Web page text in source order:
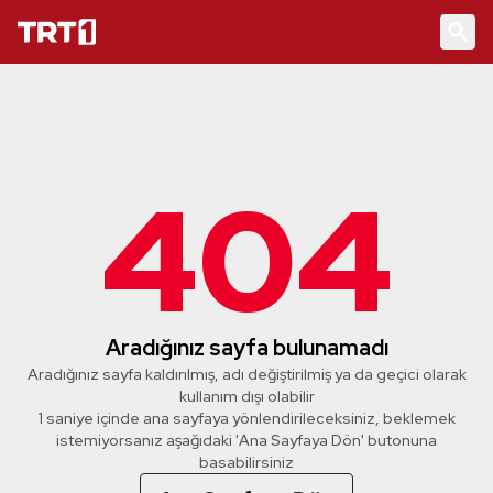
404
Aradığınız sayfa bulunamadı
Aradığınız sayfa kaldırılmış, adı değiştirilmiş ya da geçici olarak
kullanım dışı olabilir
1 saniye içinde ana sayfaya yönlendirileceksiniz, beklemek
istemiyorsanız aşağıdaki 'Ana Sayfaya Dön' butonuna
basabilirsiniz